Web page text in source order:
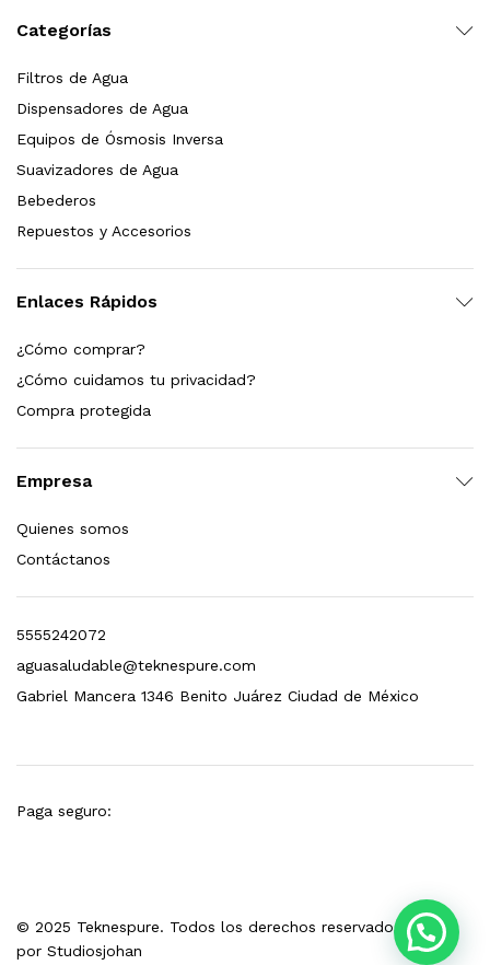
Categorías
Filtros de Agua
Dispensadores de Agua
Equipos de Ósmosis Inversa
Suavizadores de Agua
Bebederos
Repuestos y Accesorios
Enlaces Rápidos
¿Cómo comprar?
¿Cómo cuidamos tu privacidad?
Compra protegida
Empresa
Quienes somos
Contáctanos
5555242072
aguasaludable@teknespure.com
Gabriel Mancera 1346 Benito Juárez Ciudad de México
© 2025 Teknespure. Todos los derechos reservados. Hecho
por Studiosjohan
Paga seguro:
Sedimentos Y Carbón Activado
589.00
al carrito
1,499.00